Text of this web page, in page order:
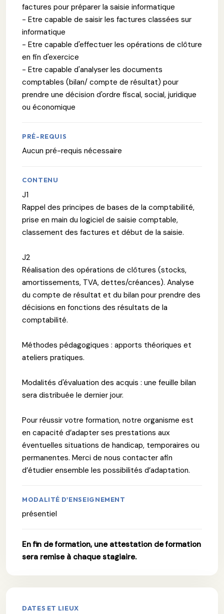
factures pour préparer la saisie informatique
- Etre capable de saisir les factures classées sur
informatique
- Etre capable d'effectuer les opérations de clôture
en fin d'exercice
- Etre capable d'analyser les documents
comptables (bilan/ compte de résultat) pour
prendre une décision d'ordre fiscal, social, juridique
ou économique
PRÉ-REQUIS
Aucun pré-requis nécessaire
CONTENU
J1
Rappel des principes de bases de la comptabilité,
prise en main du logiciel de saisie comptable,
classement des factures et début de la saisie.
J2
Réalisation des opérations de clôtures (stocks,
amortissements, TVA, dettes/créances). Analyse
du compte de résultat et du bilan pour prendre des
décisions en fonctions des résultats de la
comptabilité.
Méthodes pédagogiques : apports théoriques et
ateliers pratiques.
Modalités d'évaluation des acquis : une feuille bilan
sera distribuée le dernier jour.
Pour réussir votre formation, notre organisme est
en capacité d’adapter ses prestations aux
éventuelles situations de handicap, temporaires ou
permanentes. Merci de nous contacter afin
d’étudier ensemble les possibilités d’adaptation.
MODALITÉ D'ENSEIGNEMENT
présentiel
En fin de formation, une attestation de formation
sera remise à chaque stagiaire.
DATES ET LIEUX